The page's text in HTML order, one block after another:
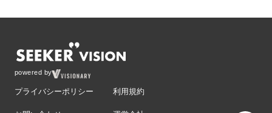
powered by
プライバシーポリシー 利用規約